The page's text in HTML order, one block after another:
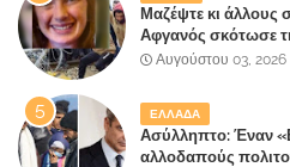
Μαζέψτε κι
Αφγανός σκότωσε
κάνει τη σύντροφό
Αυγούστου 03, 2026
ΕΛΛΑΔΑ
Ασύλληπτο: Έναν
αλλοδαπούς